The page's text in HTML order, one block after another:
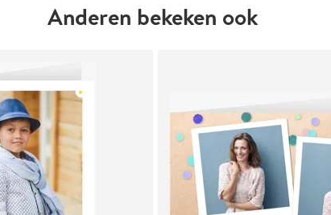
Anderen bekeken ook